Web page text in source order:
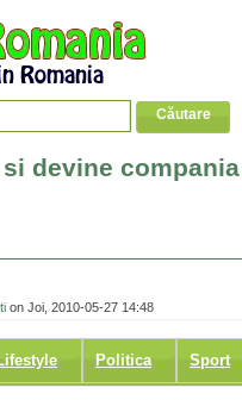
devine
Politica Sport
on Joi, 2010-05-27 14:48